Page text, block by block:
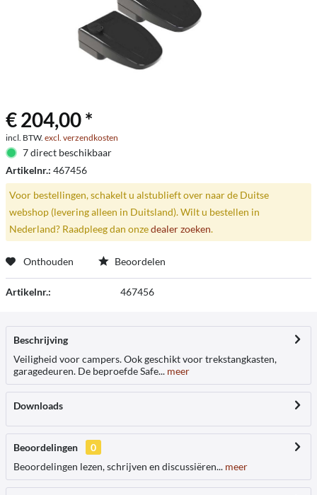
€ 204,00 *
incl. BTW. excl. verzendkosten
7 direct beschikbaar
Artikelnr.: 467456
Voor bestellingen, schakelt u alstublieft over naar de Duitse
webshop (levering alleen in Duitsland). Wilt u bestellen in
Nederland? Raadpleeg dan onzedealer zoeken.
Onthouden Beoordelen
Artikelnr.: 467456
Beschrijving
Veiligheid voor campers. Ook geschikt voor trekstangkasten,
garagedeuren. De beproefde Safe... meer
Downloads
Beoordelingen
0
Beoordelingen lezen, schrijven en discussiëren... meer